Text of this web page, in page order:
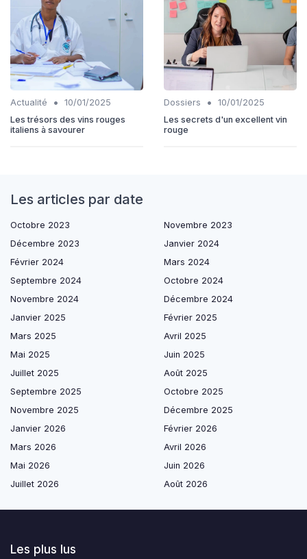
Actualité •
10/01/2025
Les trésors des vins rouges
italiens à savourer
Dossiers •
10/01/2025
Les secrets d'un excellent vin
rouge
Les articles par date
Octobre 2023
Novembre 2023
Décembre 2023
Janvier 2024
Février 2024
Mars 2024
Septembre 2024
Octobre 2024
Novembre 2024
Décembre 2024
Janvier 2025
Février 2025
Mars 2025
Avril 2025
Mai 2025
Juin 2025
Juillet 2025
Août 2025
Septembre 2025
Octobre 2025
Novembre 2025
Décembre 2025
Janvier 2026
Février 2026
Mars 2026
Avril 2026
Mai 2026
Juin 2026
Juillet 2026
Août 2026
Les plus lus